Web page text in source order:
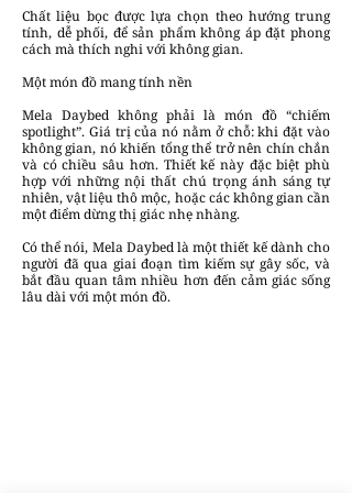
Chất liệu bọc được lựa chọn theo hướng trung
tính, dễ phối, để sản phẩm không áp đặt phong
cách mà thích nghi với không gian.
Một món đồ mang tính nền
Mela Daybed không phải là món đồ “chiếm
spotlight”. Giá trị của nó nằm ở chỗ: khi đặt vào
không gian, nó khiến tổng thể trở nên chín chắn
và có chiều sâu hơn. Thiết kế này đặc biệt phù
hợp với những nội thất chú trọng ánh sáng tự
nhiên, vật liệu thô mộc, hoặc các không gian cần
một điểm dừng thị giác nhẹ nhàng.
Có thể nói, Mela Daybed là một thiết kế dành cho
người đã qua giai đoạn tìm kiếm sự gây sốc, và
bắt đầu quan tâm nhiều hơn đến cảm giác sống
lâu dài với một món đồ.